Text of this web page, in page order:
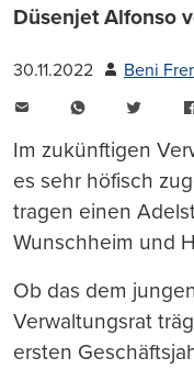
Düsenjet Alfonso
30.11.2022 Beni
WhatsAppTwitter
Im zukünftigen
es sehr höfisch
tragen einen
Wunschheim und
Ob das dem
Verwaltungsrat
ersten